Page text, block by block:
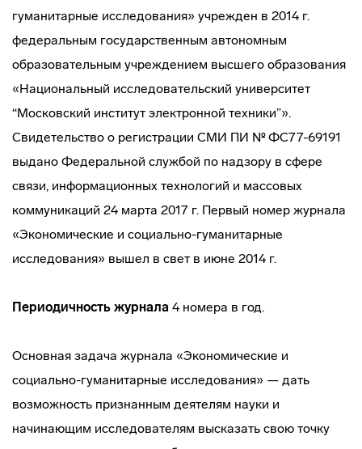
гуманитарные исследования» учрежден в 2014 г.
федеральным государственным автономным
образовательным учреждением высшего образования
«Национальный исследовательский университет
“Московский институт электронной техники”».
Свидетельство о регистрации СМИ ПИ № ФС77-69191
выдано Федеральной службой по надзору в сфере
связи, информационных технологий и массовых
коммуникаций 24 марта 2017 г. Первый номер журнала
«Экономические и социально-гуманитарные
исследования» вышел в свет в июне 2014 г.
Периодичность журнала 4 номера в год.
Основная задача журнала «Экономические и
социально-гуманитарные исследования» — дать
возможность признанным деятелям науки и
начинающим исследователям высказать свою точку